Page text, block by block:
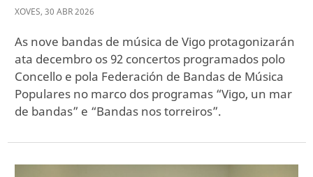
XOVES, 30 ABR2026
As nove bandas de música de Vigo protagonizarán
ata decembro os 92 concertos programados polo
Concello e pola Federación de Bandas de Música
Populares no marco dos programas “Vigo, un mar
de bandas” e “Bandas nos torreiros”.